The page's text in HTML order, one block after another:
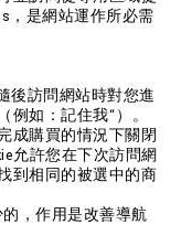
，是網站運作所必需
後訪問網站時對您進
如：記住我“）。
成購買的情況下關閉
允許您在下次訪問網
到相同的被選中的商
，作用是改善導航